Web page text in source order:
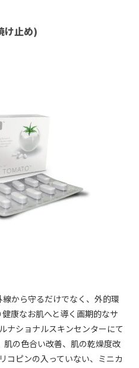
け止め)
から守るだけでなく、外的環
康なお肌へと導く画期的なサ
ナショナルスキンセンターにて
の色合い改善、肌の乾燥度改
コピンの入っていない、ミニカ